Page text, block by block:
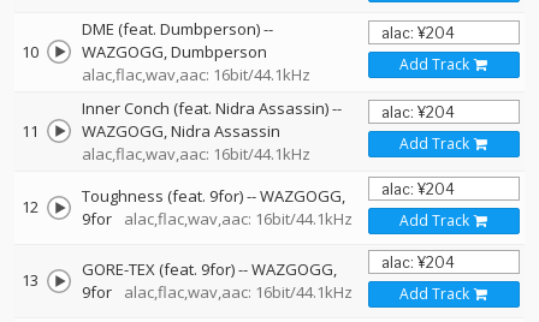
10
DME (feat. Dumbperson)--
WAZGOGG Dumbperson
alac,flac,wav,aac: 16bit/44.1kHz
Add Track
11
Inner Conch (feat. Nidra Assassin)--
WAZGOGG Nidra Assassin
alac,flac,wav,aac: 16bit/44.1kHz
Add Track
12 Toughness (feat. 9for)--WAZGOGG
9for
alac,flac,wav,aac: 16bit/44.1kHz Add Track
13 GORE-TEX (feat. 9for)--WAZGOGG
9for
alac,flac,wav,aac: 16bit/44.1kHz Add Track